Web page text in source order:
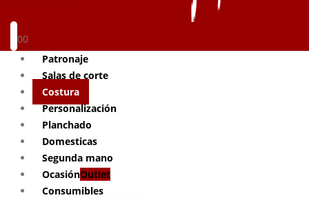
00
Patronaje
Salas de corte
Costura
Personalización
Planchado
Domesticas
Segunda mano
OcasiónOutlet
Consumibles